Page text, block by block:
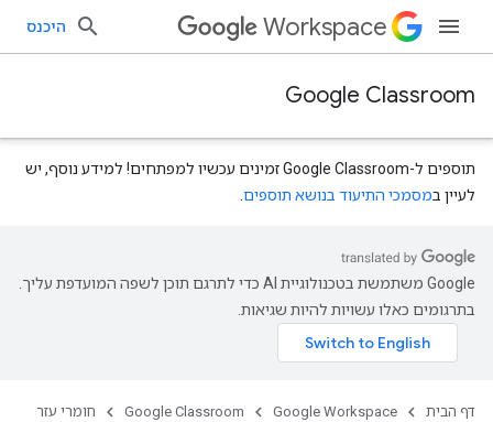
Workspace היכנס
Google Classroom
תוספים ל-Google Classroom זמינים עכשיו למפתחים! למידע נוסף, יש
לעיין במסמכי התיעוד בנושא תוספים
‫Google משתמשת בטכנולוגיית AI כדי לתרגם תוכן לשפה המועדפת עליך.
בתרגומים כאלו עשויות להיות שגיאות.
דף הבית Google Workspace
Google Classroom חומרי עזר